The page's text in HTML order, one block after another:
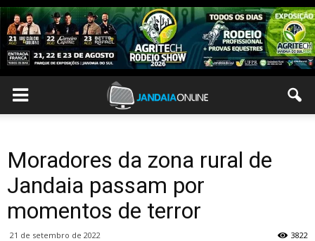
Moradores da zona rural de
Jandaia passam por
momentos de terror
21 de setembro de 2022 3822